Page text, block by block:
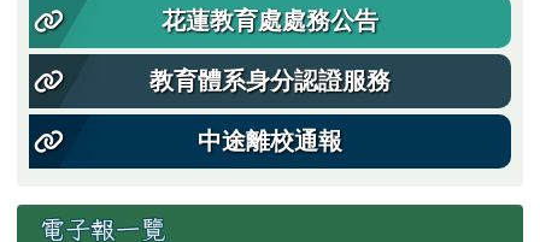
花蓮教育處處務公告
教育體系身分認證服務
中途離校通報
電子報一覽